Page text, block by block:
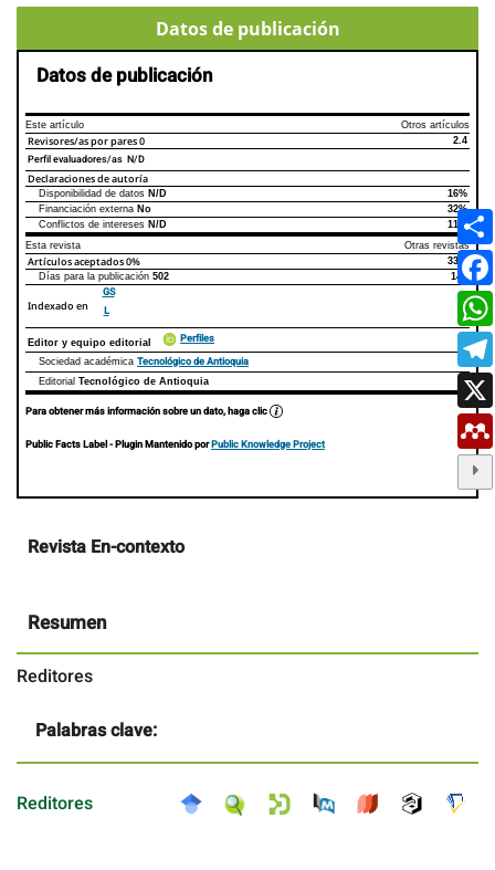
Datos de publicación
Datos de publicación
Este artículo Otros artículos
Revisores/as por pares0 2.4
Perfil evaluadores/as N/D
Declaraciones de autoría
Declaraciones de autoríaEste artículo
Disponibilidad de datos N/D
16%
Financiación externa No
32%
Conflictos de intereses N/D
11%
Esta revista
Otras revistas
Artículos aceptados0%
33%
Días para la publicación 502 145
Indexado en
GS
L
Editor y equipo editorial Perfiles
Sociedad académica Tecnológico de Antioquia
Editorial Tecnológico de Antioquia
Para obtener más información sobre un dato, haga clic
Public Facts Label- Plugin Mantenido porPublic Knowledge Project
Contenido
principal
Revista En-contexto
Resumen
Reditores
Palabras clave:
Reditores